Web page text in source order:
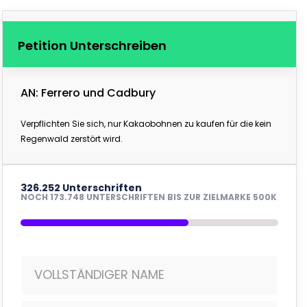
Petition Unterschreiben
AN: Ferrero und Cadbury
Verpflichten Sie sich, nur Kakaobohnen zu kaufen für die kein
Regenwald zerstört wird.
326.252 Unterschriften
NOCH 173.748 UNTERSCHRIFTEN BIS ZUR ZIELMARKE 500K
VOLLSTÄNDIGER NAME